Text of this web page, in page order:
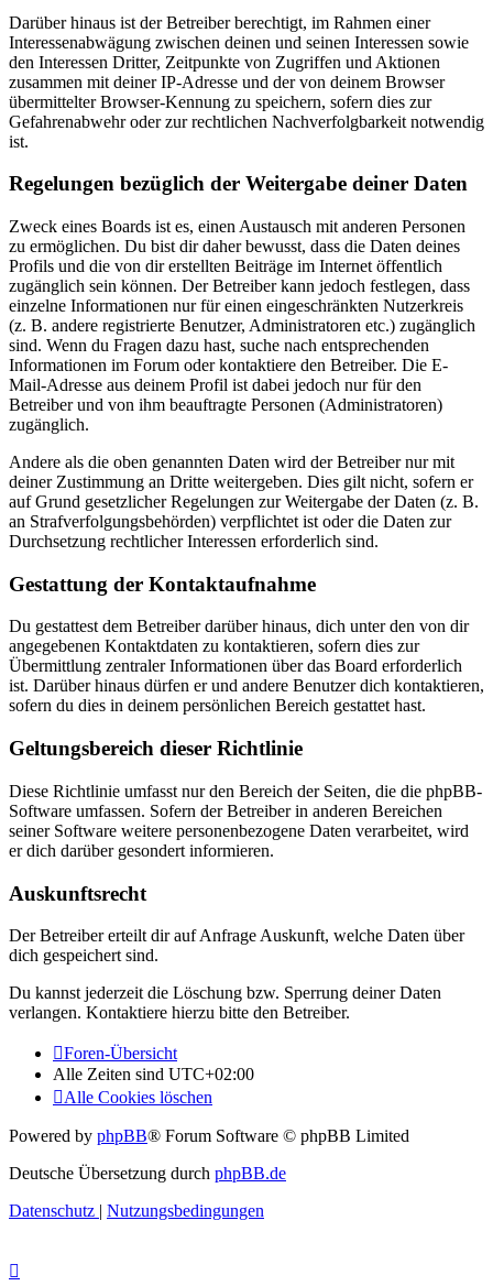
Darüber hinaus ist der Betreiber berechtigt, im Rahmen einer
Interessenabwägung zwischen deinen und seinen Interessen sowie
den Interessen Dritter, Zeitpunkte von Zugriffen und Aktionen
zusammen mit deiner IP-Adresse und der von deinem Browser
übermittelter Browser-Kennung zu speichern, sofern dies zur
Gefahrenabwehr oder zur rechtlichen Nachverfolgbarkeit notwendig
ist.
Regelungen bezüglich der Weitergabe deiner Daten
Zweck eines Boards ist es, einen Austausch mit anderen Personen
zu ermöglichen. Du bist dir daher bewusst, dass die Daten deines
Profils und die von dir erstellten Beiträge im Internet öffentlich
zugänglich sein können. Der Betreiber kann jedoch festlegen, dass
einzelne Informationen nur für einen eingeschränkten Nutzerkreis
(z. B. andere registrierte Benutzer, Administratoren etc.) zugänglich
sind. Wenn du Fragen dazu hast, suche nach entsprechenden
Informationen im Forum oder kontaktiere den Betreiber. Die E-
Mail-Adresse aus deinem Profil ist dabei jedoch nur für den
Betreiber und von ihm beauftragte Personen (Administratoren)
zugänglich.
Andere als die oben genannten Daten wird der Betreiber nur mit
deiner Zustimmung an Dritte weitergeben. Dies gilt nicht, sofern er
auf Grund gesetzlicher Regelungen zur Weitergabe der Daten (z. B.
an Strafverfolgungsbehörden) verpflichtet ist oder die Daten zur
Durchsetzung rechtlicher Interessen erforderlich sind.
Gestattung der Kontaktaufnahme
Du gestattest dem Betreiber darüber hinaus, dich unter den von dir
angegebenen Kontaktdaten zu kontaktieren, sofern dies zur
Übermittlung zentraler Informationen über das Board erforderlich
ist. Darüber hinaus dürfen er und andere Benutzer dich kontaktieren,
sofern du dies in deinem persönlichen Bereich gestattet hast.
Geltungsbereich dieser Richtlinie
Diese Richtlinie umfasst nur den Bereich der Seiten, die die phpBB-
Software umfassen. Sofern der Betreiber in anderen Bereichen
seiner Software weitere personenbezogene Daten verarbeitet, wird
er dich darüber gesondert informieren.
Auskunftsrecht
Der Betreiber erteilt dir auf Anfrage Auskunft, welche Daten über
dich gespeichert sind.
Du kannst jederzeit die Löschung bzw. Sperrung deiner Daten
verlangen. Kontaktiere hierzu bitte den Betreiber.
Foren-Übersicht
Alle Zeiten sind UTC+02:00
Alle Cookies löschen
Powered by phpBB® Forum Software © phpBB Limited
Deutsche Übersetzung durch phpBB.de
Datenschutz | Nutzungsbedingungen